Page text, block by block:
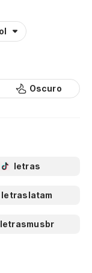
Oscuro
letras
letraslatam
letrasmusbr